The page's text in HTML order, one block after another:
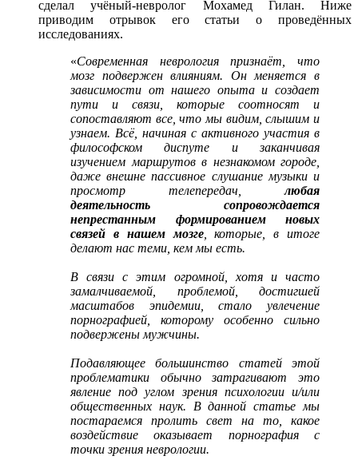
сделал учёный-невролог Мохамед Гилан. Ниже
приводим отрывок его статьи о проведённых
исследованиях.
«Современная неврология признаёт, что
мозг подвержен влияниям. Он меняется в
зависимости от нашего опыта и создает
пути и связи, которые соотносят и
сопоставляют все, что мы видим, слышим и
узнаем. Всё, начиная с активного участия в
философском диспуте и заканчивая
изучением маршрутов в незнакомом городе,
даже внешне пассивное слушание музыки и
просмотр телепередач,любая
деятельность сопровождается
непрестанным формированием новых
связей в нашем мозге, которые, в итоге
делают нас теми, кем мы есть.
В связи с этим огромной, хотя и часто
замалчиваемой, проблемой, достигшей
масштабов эпидемии, стало увлечение
порнографией, которому особенно сильно
подвержены мужчины.
Подавляющее большинство статей этой
проблематики обычно затрагивают это
явление под углом зрения психологии и/или
общественных наук. В данной статье мы
постараемся пролить свет на то, какое
воздействие оказывает порнография с
точки зрения неврологии.